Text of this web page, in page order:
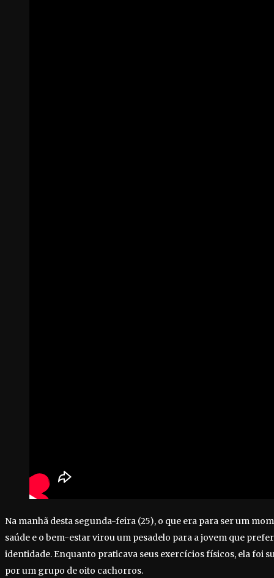
Na manhã desta segunda-feira (25), o que era para ser um
saúde e o bem-estar virou um pesadelo para a jovem que
identidade. Enquanto praticava seus exercícios físicos, ela foi
por um grupo de oito cachorros.